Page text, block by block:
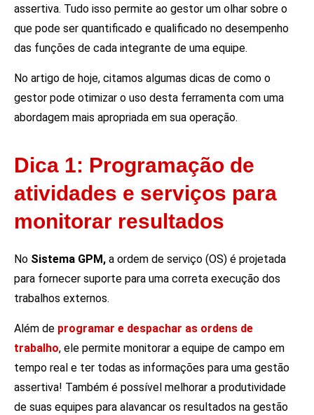
assertiva. Tudo isso permite ao gestor um olhar sobre o
que pode ser quantificado e qualificado no desempenho
das funções de cada integrante de uma equipe.
No artigo de hoje, citamos algumas dicas de como o
gestor pode otimizar o uso desta ferramenta com uma
abordagem mais apropriada em sua operação.
Dica 1: Programação de
atividades e serviços para
monitorar resultados
No Sistema GPM, a ordem de serviço (OS) é projetada
para fornecer suporte para uma correta execução dos
trabalhos externos.
Além de programar e despachar as ordens de
trabalho, ele permite monitorar a equipe de campo em
tempo real e ter todas as informações para uma gestão
assertiva! Também é possível melhorar a produtividade
de suas equipes para alavancar os resultados na gestão